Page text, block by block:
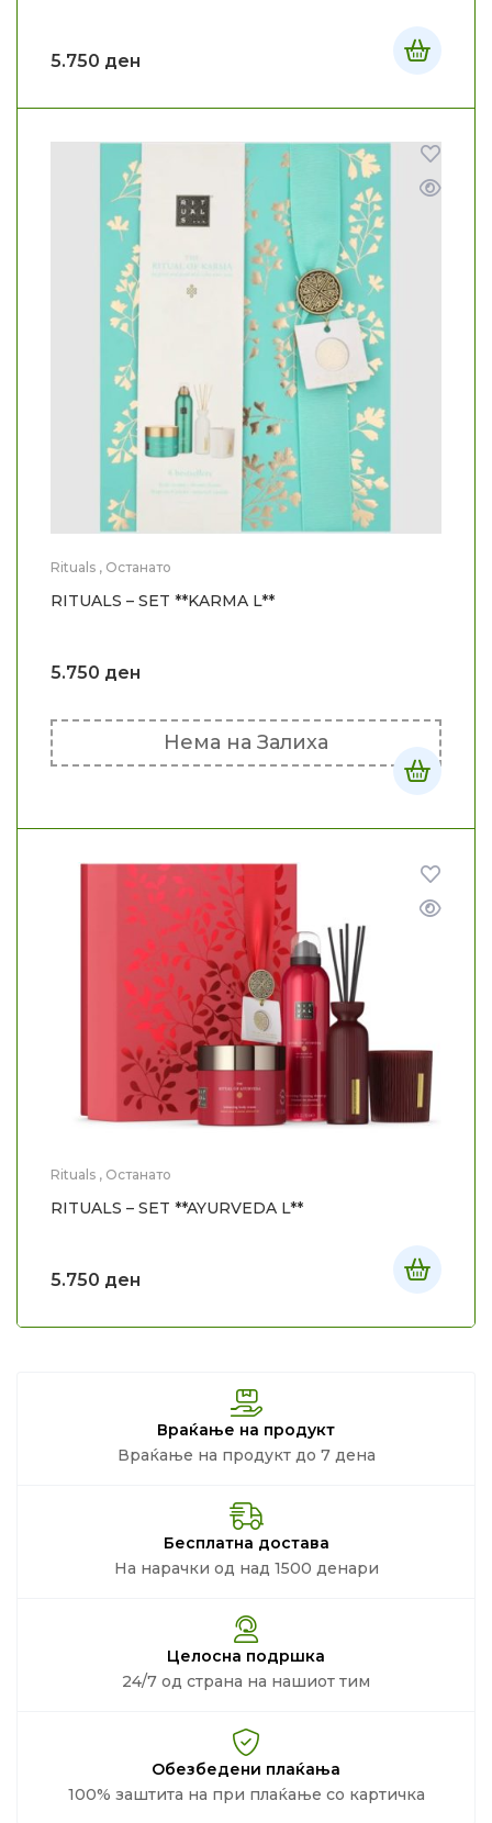
5.750 ден
Rituals , Останато
RITUALS – SET **KARMA L**
5.750 ден
Нема на Залиха
Rituals , Останато
RITUALS – SET **AYURVEDA L**
5.750 ден
Враќање на продукт
Враќање на продукт до 7 дена
Бесплатна достава
На нарачки од над 1500 денари
Целосна подршка
24/7 од страна на нашиот тим
Обезбедени плаќања
100% заштита на при плаќање со картичка